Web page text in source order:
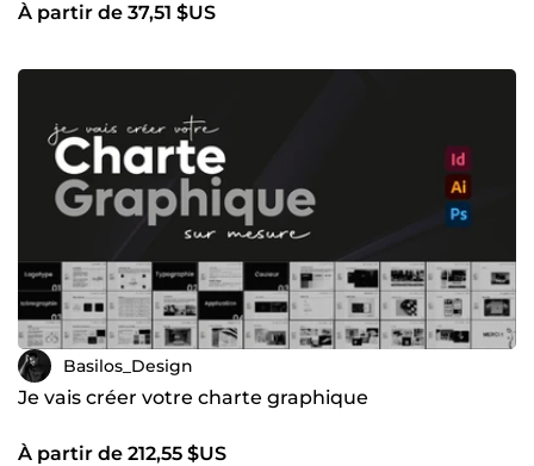
À partir de 37,51 $US
Basilos_Design
Je vais créer votre charte graphique
À partir de 212,55 $US